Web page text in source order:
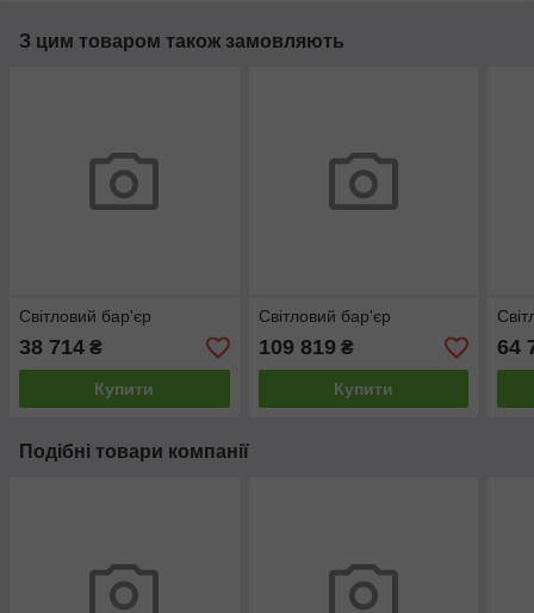
З цим товаром також замовляють
Світловий бар'єр
38 714 ₴
Купити
Світловий бар'єр
109 819₴
Купити
64
Подібні товари компанії